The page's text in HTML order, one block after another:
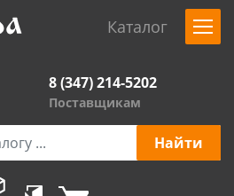
Каталог
8 (347) 214-5202
Поставщикам